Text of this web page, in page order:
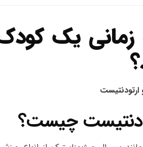
یک کودک
چیست؟